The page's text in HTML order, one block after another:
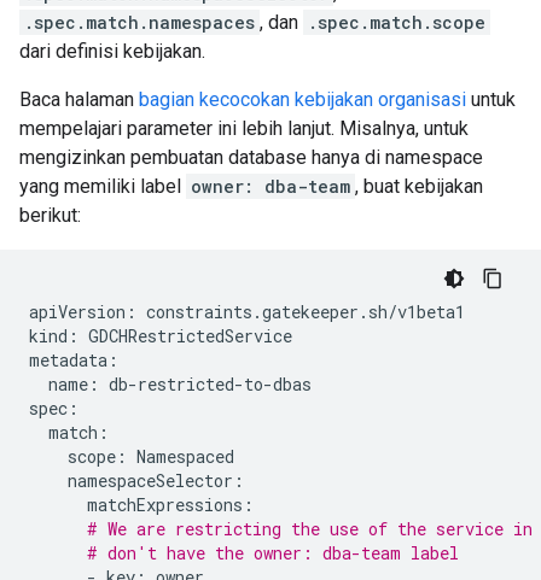
.spec.match.namespaces , dan .spec.match.scope
dari definisi kebijakan.
Baca halaman bagian kecocokan kebijakan organisasi untuk
mempelajari parameter ini lebih lanjut. Misalnya, untuk
mengizinkan pembuatan database hanya di namespace
yang memiliki label owner: dba-team , buat kebijakan
berikut:
apiVersion: constraints.gatekeeper.sh/v1beta1
kind: GDCHRestrictedService
name: db-restricted-to-dbas
scope:
# We are restricting the use of the service in
# don't have the owner: dba-team label